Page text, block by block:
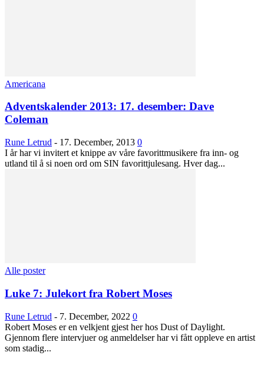
Americana
Adventskalender 2013: 17. desember: Dave
Coleman
Rune Letrud - 17. December, 2013 0
I år har vi invitert et knippe av våre favorittmusikere fra inn- og
utland til å si noen ord om SIN favorittjulesang. Hver dag...
Alle poster
Luke 7: Julekort fra Robert Moses
Rune Letrud - 7. December, 2022 0
Robert Moses er en velkjent gjest her hos Dust of Daylight.
Gjennom flere intervjuer og anmeldelser har vi fått oppleve en artist
som stadig...